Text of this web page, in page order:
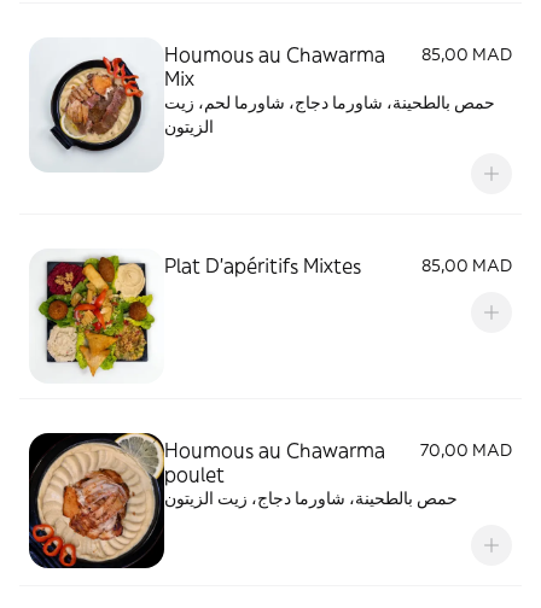
Houmous au Chawarma
Mix
85,00 MAD
حمص بالطحينة، شاورما دجاج، شاورما لحم، زيت
الزيتون
Plat D'apéritifs Mixtes 85,00 MAD
Houmous au Chawarma
poulet
70,00 MAD
حمص بالطحينة، شاورما دجاج، زيت الزيتون